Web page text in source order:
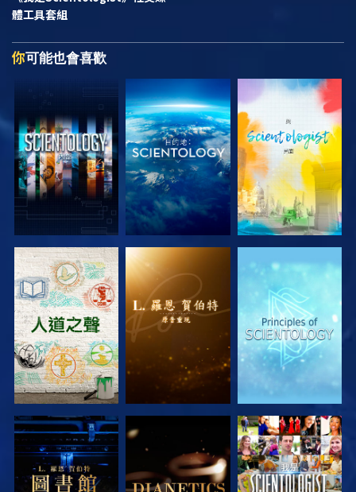
體工具套組
你可能也會喜歡
探索系列節目 探索系列節目 探索系列節目
探索系列節目 探索系列節目 觀看